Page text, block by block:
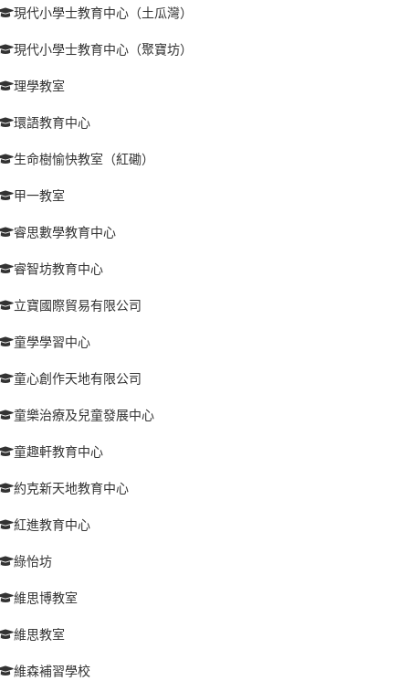
現代小學士教育中心（土瓜灣）
現代小學士教育中心（聚寶坊）
理學教室
環語教育中心
生命樹愉快教室（紅磡）
甲一教室
睿思數學教育中心
睿智坊教育中心
立寶國際貿易有限公司
童學學習中心
童心創作天地有限公司
童樂治療及兒童發展中心
童趣軒教育中心
約克新天地教育中心
紅進教育中心
綠怡坊
維思博教室
維思教室
維森補習學校